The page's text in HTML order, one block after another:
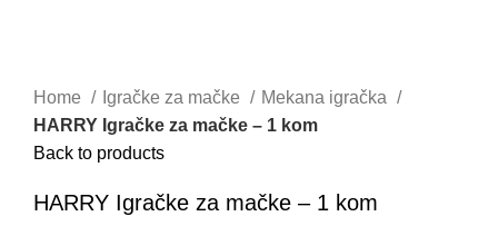
Home
Igračke za mačke
Mekana igračka
HARRY Igračke za mačke – 1 kom
Back to products
HARRY Igračke za mačke – 1 kom